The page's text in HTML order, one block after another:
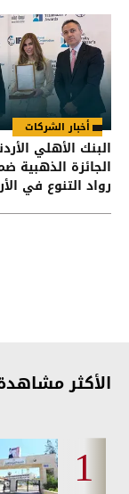
أخبار الشركات
البنك الأهلي
الجائزة الذهبية
رواد التنوع في الأردن
الأكثر